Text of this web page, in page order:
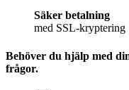
Säker betalning
med SSL-kryptering
Behöver du hjälp med
frågor.